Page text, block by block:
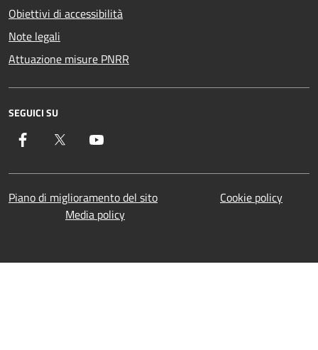
Obiettivi di accessibilità
Note legali
Attuazione misure PNRR
SEGUICI SU
Facebook Twitter
Piano di miglioramento del sito
Cookie policy
Media policy